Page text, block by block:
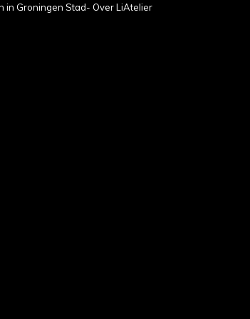
in Groningen Stad- Over LiAtelier